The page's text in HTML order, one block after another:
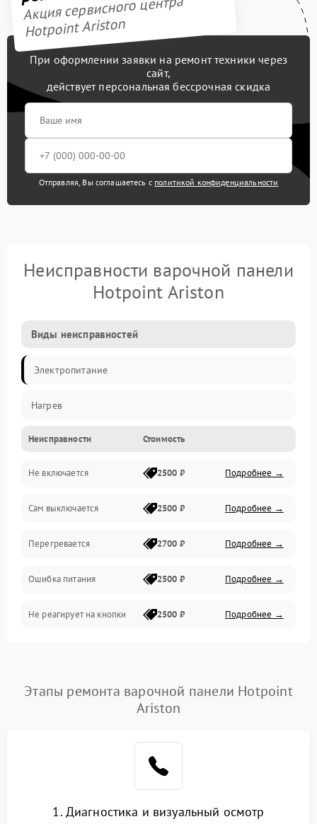
Акция сервисного центра
Hotpoint Ariston
При оформлении заявки на ремонт техники через
сайт,
действует персональная бессрочная скидка
Отправляя, Вы соглашаетесь с политикой конфиденциальности
Неисправности варочной панели
Hotpoint Ariston
Виды неисправностей
Электропитание
Нагрев
Неисправности Стоимость
Не включается 2500 ₽ Подробнее →
Сам выключается 2500 ₽ Подробнее →
Перегревается 2700 ₽ Подробнее →
Ошибка питания 2500 ₽ Подробнее →
Не реагирует на кнопки 2500 ₽ Подробнее →
Этапы ремонта варочной панели Hotpoint
Ariston
1. Диагностика и визуальный осмотр